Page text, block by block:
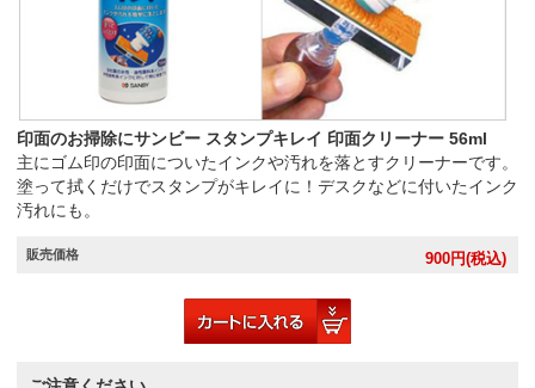
印面のお掃除にサンビー スタンプキレイ 印面クリーナー 56ml
主にゴム印の印面についたインクや汚れを落とすクリーナーです。
塗って拭くだけでスタンプがキレイに！デスクなどに付いたインク
汚れにも。
販売価格 900円(税込)